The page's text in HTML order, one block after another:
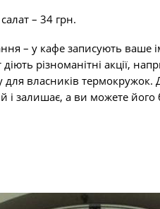
– 34 грн.
– у кафе записують ваше
різноманітні акції,
для власників
і залишає, а ви можете